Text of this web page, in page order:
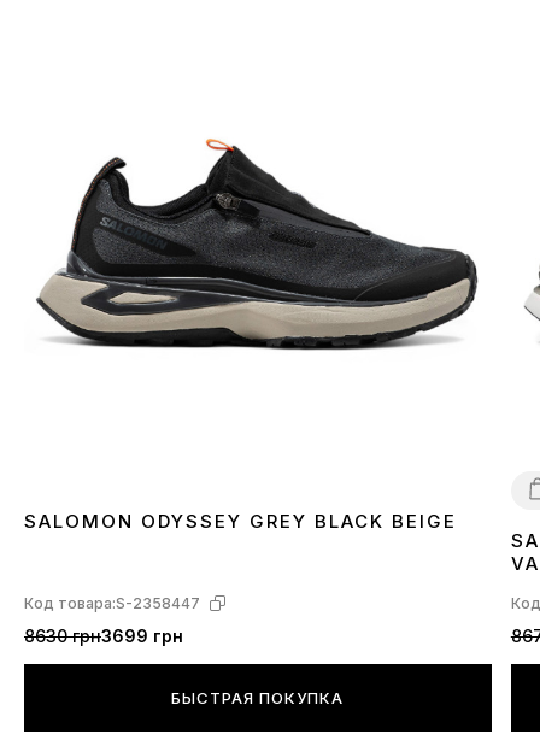
SALOMON ODYSSEY GREY BLACK BEIGE
Код товара:S-2358447
8630 грн3699 грн
БЫСТРАЯ ПОКУПКА